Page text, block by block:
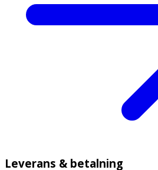
Leverans & betalning